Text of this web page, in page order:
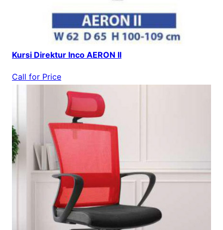
Kursi Direktur Inco AERON II
Call for Price